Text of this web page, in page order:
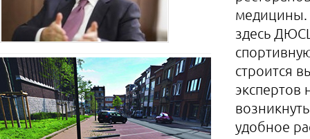
медицины.
здесь
строится
экспертов
удобное